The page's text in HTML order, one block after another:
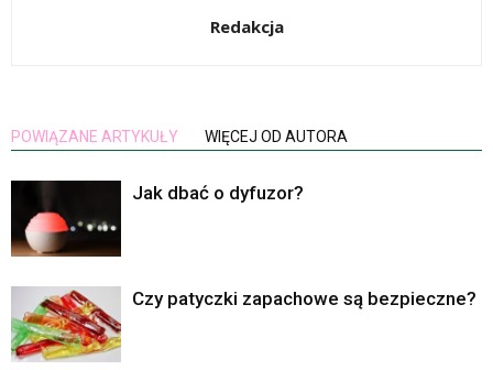
Redakcja
POWIĄZANE ARTYKUŁY WIĘCEJ OD AUTORA
Jak dbać o dyfuzor?
Czy patyczki zapachowe są bezpieczne?